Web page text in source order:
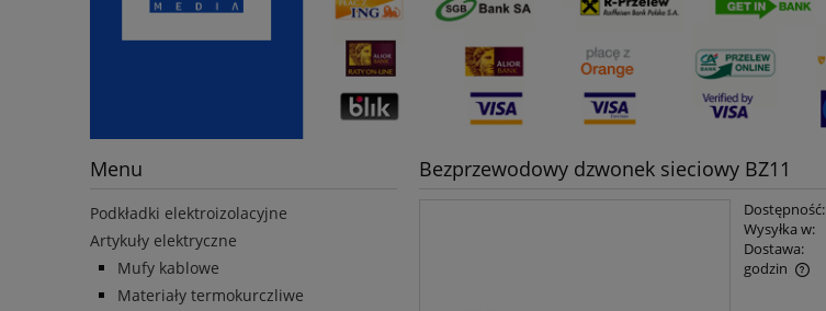
Menu
Podkładki elektroizolacyjne
Artykuły elektryczne
Mufy kablowe
Materiały termokurczliwe
Bezprzewodowy dzwonek sieciowy BZ11
Dostępność:
Wysyłka w:
Dostawa:
godzin